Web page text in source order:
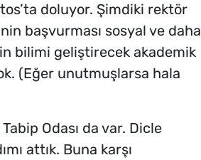
doluyor. Şimdiki rektör
başvurması sosyal ve daha
bilimi geliştirecek akademik
(Eğer unutmuşlarsa hala
Odası da var. Dicle
attık. Buna karşı